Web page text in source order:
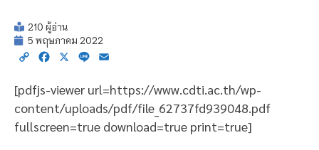
210 ผู้อ่าน
5 พฤษภาคม 2022
Copy Facebook
X Line
[pdfjs-viewer url=https://www.cdti.ac.th/wp-
content/uploads/pdf/file_62737fd939048.pdf
fullscreen=true download=true print=true]